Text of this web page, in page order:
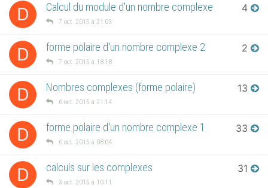
D Calcul du module d'un nombre complexe
7 oct. 2015 à 21:03
4
D forme polaire d'un nombre complexe 2
7 oct. 2015 à 18:18
2
D Nombres complexes (forme polaire)
6 oct. 2015 à 21:14
13
D forme polaire d'un nombre complexe 1
6 oct. 2015 à 08:04
33
D calculs sur les complexes
3 oct. 2015 à 10:11
31